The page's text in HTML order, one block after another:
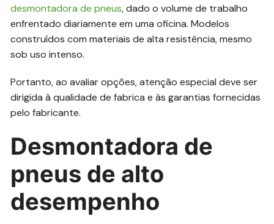
desmontadora de pneus, dado o volume de trabalho
enfrentado diariamente em uma oficina. Modelos
construídos com materiais de alta resistência, mesmo
sob uso intenso.
Portanto, ao avaliar opções, atenção especial deve ser
dirigida à qualidade de fabrica e às garantias fornecidas
pelo fabricante.
Desmontadora de
pneus de alto
desempenho